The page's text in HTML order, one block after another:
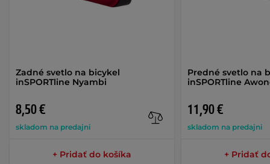
Zadné svetlo na bicykel
inSPORTline Nyambi
8,50 €
skladom na predajni
+ Pridať do košíka
Predné svetlo na
inSPORTline
11,90 €
skladom na predajni
+ Pridať